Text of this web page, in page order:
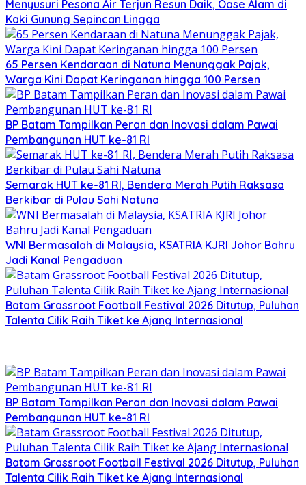
Menyusuri Pesona Air Terjun Resun Daik, Oase Alam di
Kaki Gunung Sepincan Lingga
65 Persen Kendaraan di Natuna Menunggak Pajak,
Warga Kini Dapat Keringanan hingga 100 Persen
BP Batam Tampilkan Peran dan Inovasi dalam Pawai
Pembangunan HUT ke-81 RI
Semarak HUT ke-81 RI, Bendera Merah Putih Raksasa
Berkibar di Pulau Sahi Natuna
WNI Bermasalah di Malaysia, KSATRIA KJRI Johor Bahru
Jadi Kanal Pengaduan
Batam Grassroot Football Festival 2026 Ditutup, Puluhan
Talenta Cilik Raih Tiket ke Ajang Internasional
BP Batam Tampilkan Peran dan Inovasi dalam Pawai
Pembangunan HUT ke-81 RI
Batam Grassroot Football Festival 2026 Ditutup, Puluhan
Talenta Cilik Raih Tiket ke Ajang Internasional